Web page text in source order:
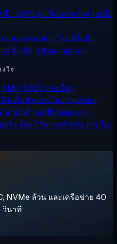
นือ, ยุโรป, ตะวันออกกลาง, เอเชีย
ะบบลดทอนการโจมตีในตัว
v6 ดั้งเดิม, v4 ของคุณเอง
ใจ
XMR, USDT และอื่นๆ
คืนเต็มจำนวน ไม่ถามเหตุผล
คำมั่นด้านอัปไทม์ของเรา
จริง 24/7วิศวกรตัวจริง ภายใน
NVMe ล้วน และเครือข่าย 40
วินาที